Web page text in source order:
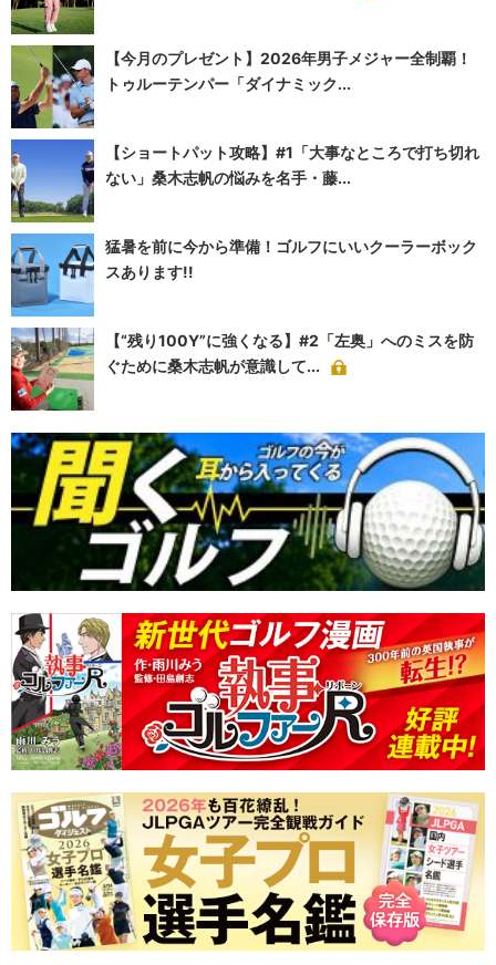
【今月のプレゼント】2026年男子メジャー全制覇！
トゥルーテンパー「ダイナミック...
【ショートパット攻略】#1「大事なところで打ち切れ
ない」桑木志帆の悩みを名手・藤...
猛暑を前に今から準備！ゴルフにいいクーラーボック
スあります!!
【“残り100Y”に強くなる】#2「左奥」へのミスを防
ぐために桑木志帆が意識して...